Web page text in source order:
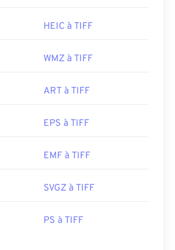
HEIC à TIFF
WMZ à TIFF
ART à TIFF
EPS à TIFF
EMF à TIFF
SVGZ à TIFF
PS à TIFF